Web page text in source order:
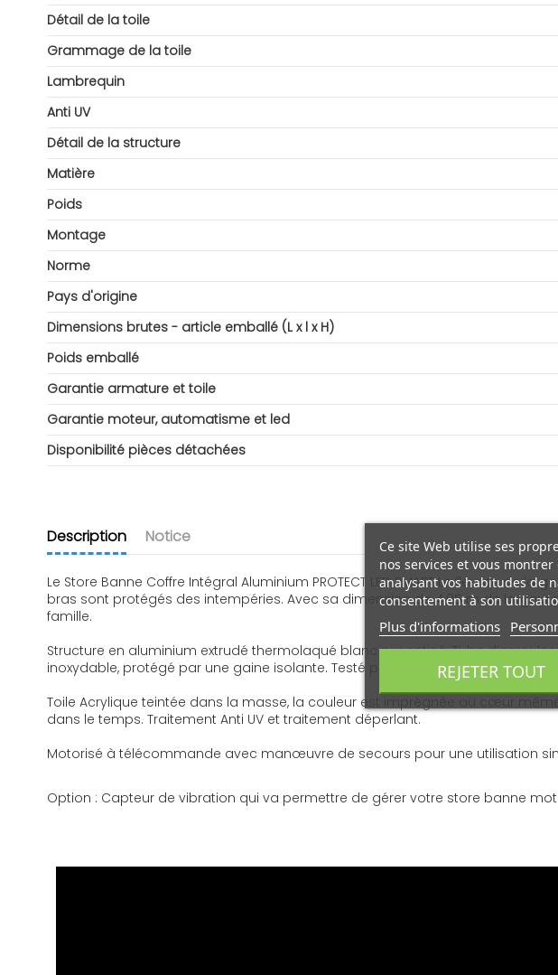
Détail de la toile
Grammage de la toile
Lambrequin
Anti UV
Détail de la structure
Matière
Poids
Montage
Norme
Pays d'origine
Dimensions brutes - article emballé (L x l x H)
Poids emballé
Garantie armature et toile
Garantie moteur, automatisme et led
Disponibilité pièces détachées
Description Notice
Le Store Banne Coffre Intégral Aluminium PROTECT LED SMART Le fleuron
bras sont protégés des intempéries. Avec sa dimension de 4.05 m de
famille.
Structure en aluminium extrudé thermolaqué blanc pur satiné. Tube
inoxydable, protégé par une gaine isolante. Testé plus de 10000 cycles (1 cycle
Toile Acrylique teintée dans la masse, la couleur est imprégnée au cœur
dans le temps. Traitement Anti UV et traitement déperlant.
Motorisé à télécommande avec manœuvre de secours pour une utilisation
Option : Capteur de vibration qui va permettre de gérer votre store banne
Ce site Web utilise ses
nos services et vous
analysant vos habitudes de
consentement à son
Plus d'informations
REJETER TOUT